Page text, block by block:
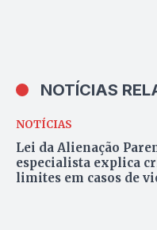
NOTÍCIAS
NOTÍCIAS
Lei da Alienação
especialista explica
limites em casos de